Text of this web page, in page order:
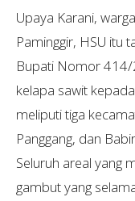
Upaya Karani,
Paminggir, HSU itu
Bupati Nomor 414/
kelapa sawit
meliputi tiga
Panggang, dan
Seluruh areal yang
gambut yang